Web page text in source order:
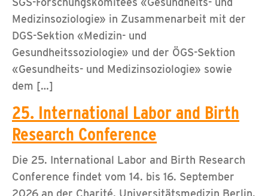
Medizinsoziologie» in Zusammenarbeit mit der
DGS-Sektion «Medizin- und
Gesundheitssoziologie» und der ÖGS-Sektion
«Gesundheits- und Medizinsoziologie» sowie
dem […]
25. International Labor and Birth
Research Conference
Die 25. International Labor and Birth Research
Conference findet vom 14. bis 16. September
2026 an der Charité, Universitätsmedizin Berlin,